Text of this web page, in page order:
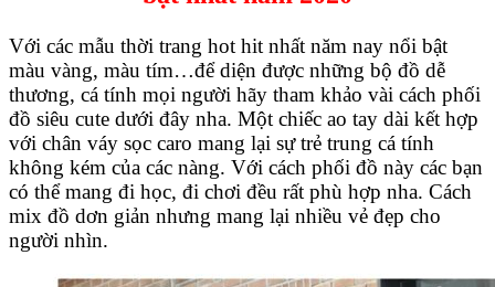
Với các mẫu thời trang hot hit nhất năm nay nổi bật
màu vàng, màu tím…để diện được những bộ đồ dễ
thương, cá tính mọi người hãy tham khảo vài cách phối
đồ siêu cute dưới đây nha. Một chiếc ao tay dài kết hợp
với chân váy sọc caro mang lại sự trẻ trung cá tính
không kém của các nàng. Với cách phối đồ này các bạn
có thể mang đi học, đi chơi đều rất phù hợp nha. Cách
mix đồ dơn giản nhưng mang lại nhiều vẻ đẹp cho
người nhìn.